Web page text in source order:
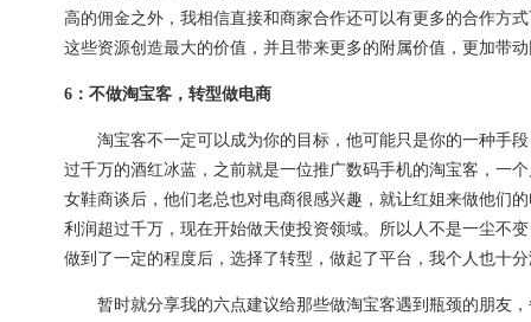
高的佣金之外，我相信直接和商家合作还可以有更多的合作方
这些资源创造最大的价值，并且带来更多的附属价值，更加带
6：不做淘宝客，转型做电商
淘宝客不一定可以成为你的目标，他可能只是你的一种手段
过千万的酒红冰蓝，之前就是一位推广数码手机的淘宝客，一
女鞋商谈后，他们老总也对电商很感兴趣，就让红姐来做他们
利润超过千万，现在开始做天使投资领域。所以人不是一尘不
做到了一定的程度后，选择了转型，做起了平台，我个人也十
暂时就分享我的六点建议给那些做淘宝客遇到瓶颈的朋友，